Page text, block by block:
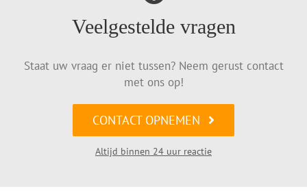
Veelgestelde vragen
Staat uw vraag er niet tussen? Neem gerust contact
met ons op!
CONTACT OPNEMEN
Altijd binnen 24 uur reactie